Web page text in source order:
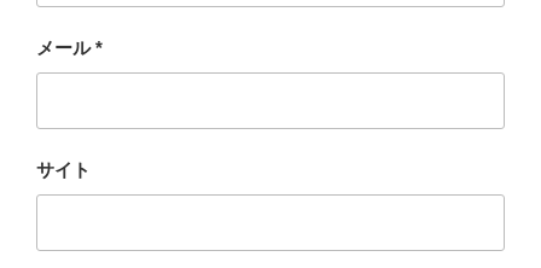
メール*
サイト